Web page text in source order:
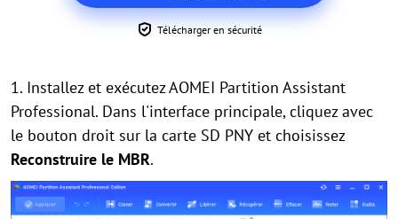
Télécharger en sécurité
1. Installez et exécutez AOMEI Partition Assistant
Professional. Dans l'interface principale, cliquez avec
le bouton droit sur la carte SD PNY et choisissez
Reconstruire le MBR.